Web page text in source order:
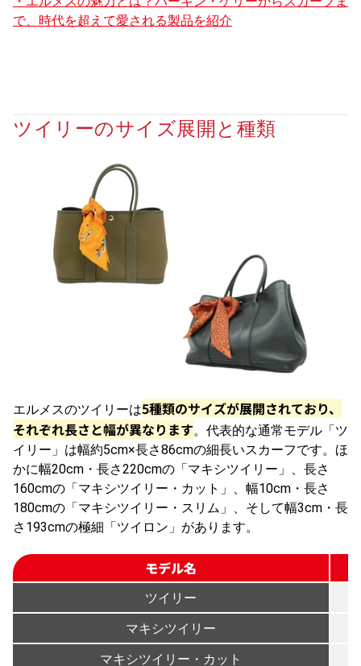
で、時代を超えて愛される製品を紹介
ツイリーのサイズ展開と種類
エルメスのツイリーは5種類のサイズが展開されており、
それぞれ長さと幅が異なります。代表的な通常モデル「ツ
イリー」は幅約5cm×長さ86cmの細長いスカーフです。ほ
かに幅20cm・長さ220cmの「マキシツイリー」、長さ
160cmの「マキシツイリー・カット」、幅10cm・長さ
180cmの「マキシツイリー・スリム」、そして幅3cm・長
さ193cmの極細「ツイロン」があります。
モデル名
ツイリー
マキシツイリー
マキシツイリー・カット